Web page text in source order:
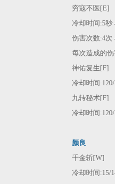
穷寇不医[E]
冷却时间:5
伤害次数:4
每次造成的伤
神佑复生[F]
冷却时间
九转秘术[F]
冷却时间
颜良
千金斩[W]
冷却时间:15/